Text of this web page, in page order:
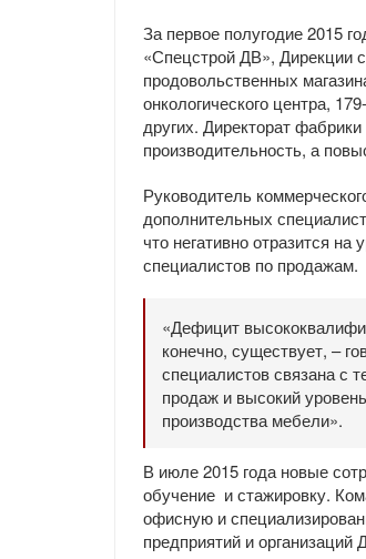
За первое полугодие 2015
«Спецстрой ДВ», Дирекции
продовольственных
онкологического центра,
других. Директорат
производительность, а
Руководитель
дополнительных
что негативно отразится
специалистов по продажам.
«Дефицит
конечно, существует, –
специалистов связана с
продаж и высокий
производства мебели».
В июле 2015 года новые
обучение и стажировку.
офисную и
предприятий и организаций